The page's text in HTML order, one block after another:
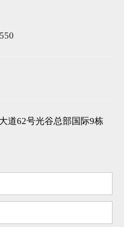
道62号光谷总部国际9栋